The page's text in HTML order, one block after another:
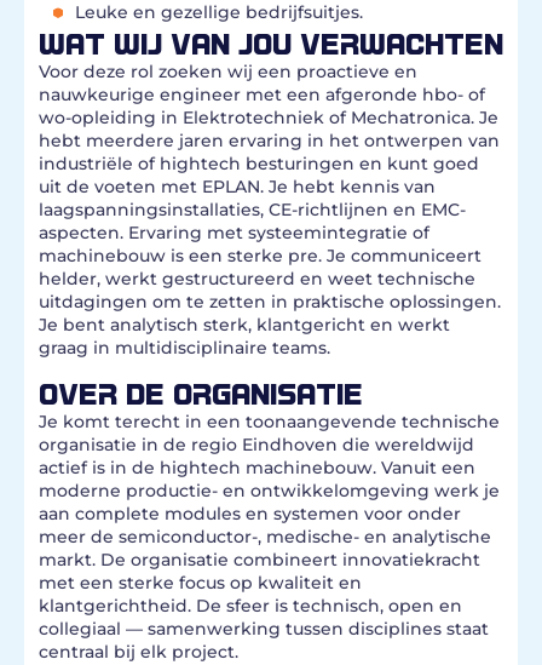
Leuke en gezellige bedrijfsuitjes.
WAT WIJ VAN JOU VERWACHTEN
Voor deze rol zoeken wij een proactieve en
nauwkeurige engineer met een afgeronde hbo- of
wo-opleiding in Elektrotechniek of Mechatronica. Je
hebt meerdere jaren ervaring in het ontwerpen van
industriële of hightech besturingen en kunt goed
uit de voeten met EPLAN. Je hebt kennis van
laagspanningsinstallaties, CE-richtlijnen en EMC-
aspecten. Ervaring met systeemintegratie of
machinebouw is een sterke pre. Je communiceert
helder, werkt gestructureerd en weet technische
uitdagingen om te zetten in praktische oplossingen.
Je bent analytisch sterk, klantgericht en werkt
graag in multidisciplinaire teams.
OVER DE ORGANISATIE
Je komt terecht in een toonaangevende technische
organisatie in de regio Eindhoven die wereldwijd
actief is in de hightech machinebouw. Vanuit een
moderne productie- en ontwikkelomgeving werk je
aan complete modules en systemen voor onder
meer de semiconductor-, medische- en analytische
markt. De organisatie combineert innovatiekracht
met een sterke focus op kwaliteit en
klantgerichtheid. De sfeer is technisch, open en
collegiaal — samenwerking tussen disciplines staat
centraal bij elk project.